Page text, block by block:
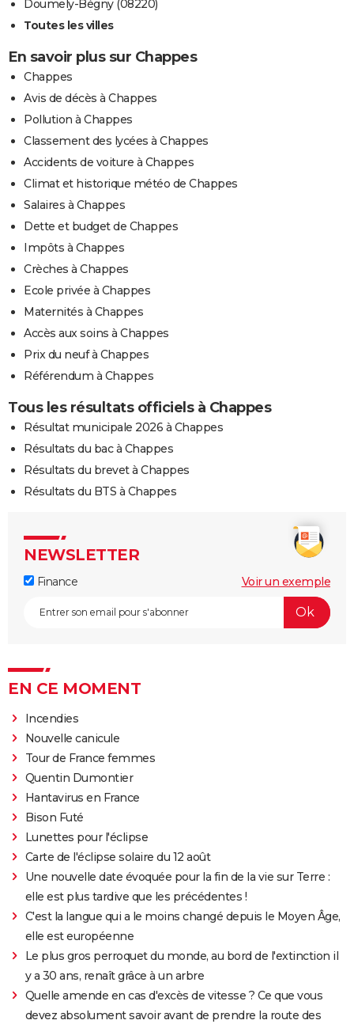
Doumely-Bégny (08220)
Toutes les villes
En savoir plus sur Chappes
Chappes
Avis de décès à Chappes
Pollution à Chappes
Classement des lycées à Chappes
Accidents de voiture à Chappes
Climat et historique météo de Chappes
Salaires à Chappes
Dette et budget de Chappes
Impôts à Chappes
Crèches à Chappes
Ecole privée à Chappes
Maternités à Chappes
Accès aux soins à Chappes
Prix du neuf à Chappes
Référendum à Chappes
Tous les résultats officiels à Chappes
Résultat municipale 2026 à Chappes
Résultats du bac à Chappes
Résultats du brevet à Chappes
Résultats du BTS à Chappes
NEWSLETTER
Finance Voir un exemple
EN CE MOMENT
Incendies
Nouvelle canicule
Tour de France femmes
Quentin Dumontier
Hantavirus en France
Bison Futé
Lunettes pour l'éclipse
Carte de l'éclipse solaire du 12 août
Une nouvelle date évoquée pour la fin de la vie sur Terre :
elle est plus tardive que les précédentes !
C'est la langue qui a le moins changé depuis le Moyen Âge,
elle est européenne
Le plus gros perroquet du monde, au bord de l'extinction il
y a 30 ans, renaît grâce à un arbre
Quelle amende en cas d'excès de vitesse ? Ce que vous
devez absolument savoir avant de prendre la route des